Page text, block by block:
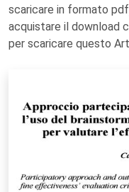
scaricare in formato
acquistare il download
per scaricare questo